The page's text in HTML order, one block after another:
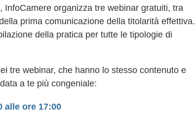
organizza tre webinar gratuiti, tra
prima comunicazione della titolarità effettiva.
della pratica per tutte le tipologie di
tre webinar, che hanno lo stesso contenuto e
a te più congeniale:
alle ore 17:00